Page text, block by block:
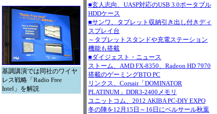
基調講演では同社のワイヤ
レス戦略「Radio Free
Intel」を解説
■玄人志向、UASP対応のUSB 3.0ポータブル
HDDケース
■サンワ、タブレット収納引き出し付きディ
スプレイ台
～タブレットスタンドや充電ステーション
機能も搭載
■ダイジェスト・ニュース
ストーム、AMD FX-8350、Radeon HD 7970
搭載のゲーミングBTO PC
リンクス、Corsair「DOMINATOR
PLATINUM」DDR3-2400メモリ
ユニットコム、2012 AKIBA PC-DIY EXPO
冬の陣を12月15日～16日にベルサール秋葉